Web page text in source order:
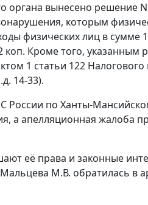
органа вынесено решение
которым
физических лиц в сумме
коп. Кроме того,
1 статьи 122 Налогового
14-33).
по Ханты-
а апелляционная жалоба
её права и законные
М.В. обратилась в